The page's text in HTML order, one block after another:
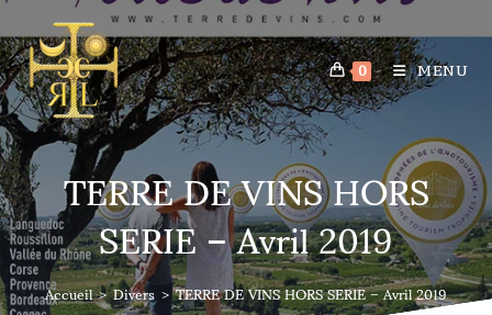
0 MENU
TERRE DE VINS HORS
SERIE – Avril 2019
Accueil>Divers>TERRE DE VINS HORS SERIE – Avril 2019